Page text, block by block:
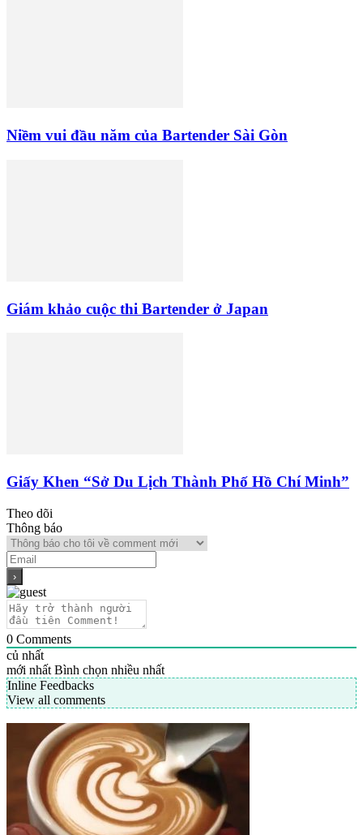
Niềm vui đầu năm của Bartender Sài Gòn
Giám khảo cuộc thi Bartender ở Japan
Giấy Khen “Sở Du Lịch Thành Phố Hồ Chí Minh”
Theo dõi
Thông báo
0 Comments
củ nhất
mới nhất Bình chọn nhiều nhất
Inline Feedbacks
View all comments